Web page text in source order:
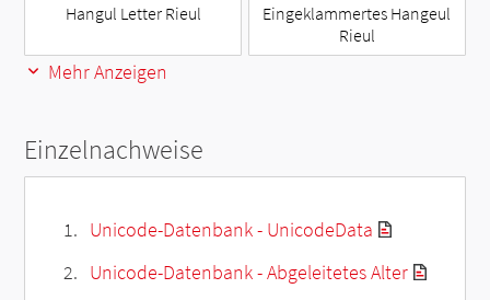
Hangul Letter Rieul
Eingeklammertes Hangeul
Rieul
Mehr Anzeigen
Einzelnachweise
Unicode-Datenbank - UnicodeData
Unicode-Datenbank - Abgeleitetes Alter